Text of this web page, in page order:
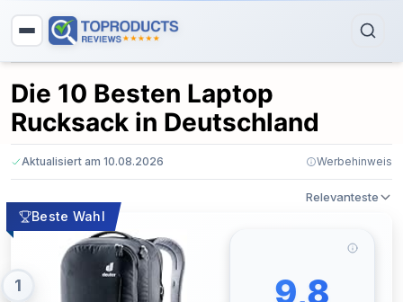
Die 10 Besten Laptop
Rucksack in Deutschland
Aktualisiert am 10.08.2026 Werbehinweis
Relevanteste
Beste Wahl
1 9,8